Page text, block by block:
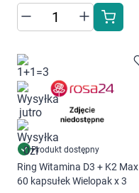
Produkt dostępny
Ring Witamina D3 + K2 Max
60 kapsułek Wielopak x 3